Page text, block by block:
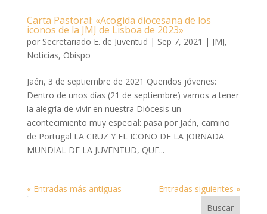
Carta Pastoral: «Acogida diocesana de los
iconos de la JMJ de Lisboa de 2023»
por Secretariado E. de Juventud | Sep 7, 2021 | JMJ,
Noticias, Obispo
Jaén, 3 de septiembre de 2021 Queridos jóvenes:
Dentro de unos días (21 de septiembre) vamos a tener
la alegría de vivir en nuestra Diócesis un
acontecimiento muy especial: pasa por Jaén, camino
de Portugal LA CRUZ Y EL ICONO DE LA JORNADA
MUNDIAL DE LA JUVENTUD, QUE...
« Entradas más antiguas
Entradas siguientes »
Buscar